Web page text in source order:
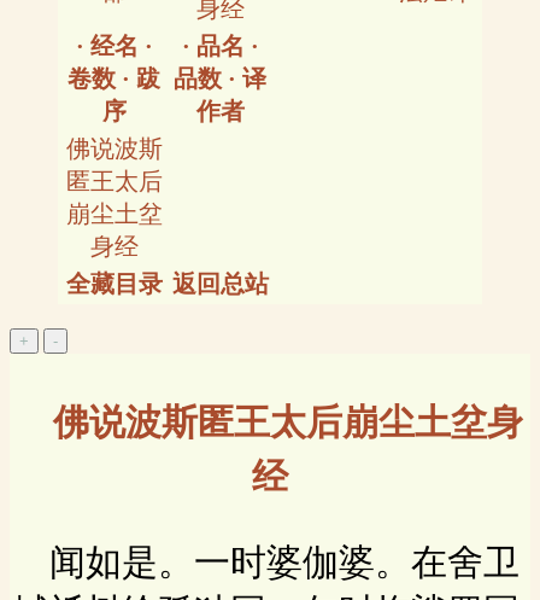
身经
· 经名 ·
卷数 · 跋
序
· 品名 ·
品数 · 译
作者
佛说波斯
匿王太后
崩尘土坌
身经
全藏目录 返回总站
佛说波斯匿王太后崩尘土坌身
经
闻如是。一时婆伽婆。在舍卫